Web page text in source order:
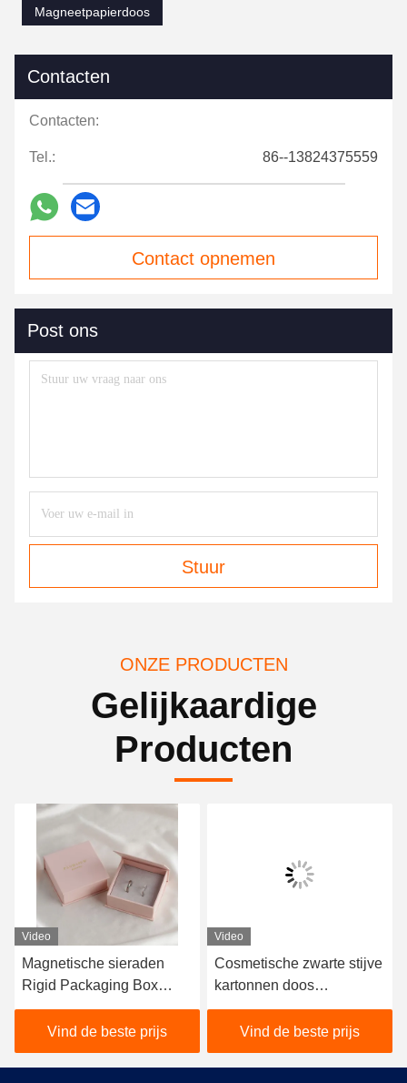
Magneetpapierdoos
Contacten
Contacten:
Tel.: 86--13824375559
Contact opnemen
Post ons
Stuur
ONZE PRODUCTEN
Gelijkaardige
Producten
Video
Magnetische sieraden
Rigid Packaging Box
Luxe Met Hot Stamping
LogoVind de beste prijs
Video
Cosmetische zwarte stijve
kartonnen doos
Verpakking Opvouwbare
multiscene
Vind de beste prijs